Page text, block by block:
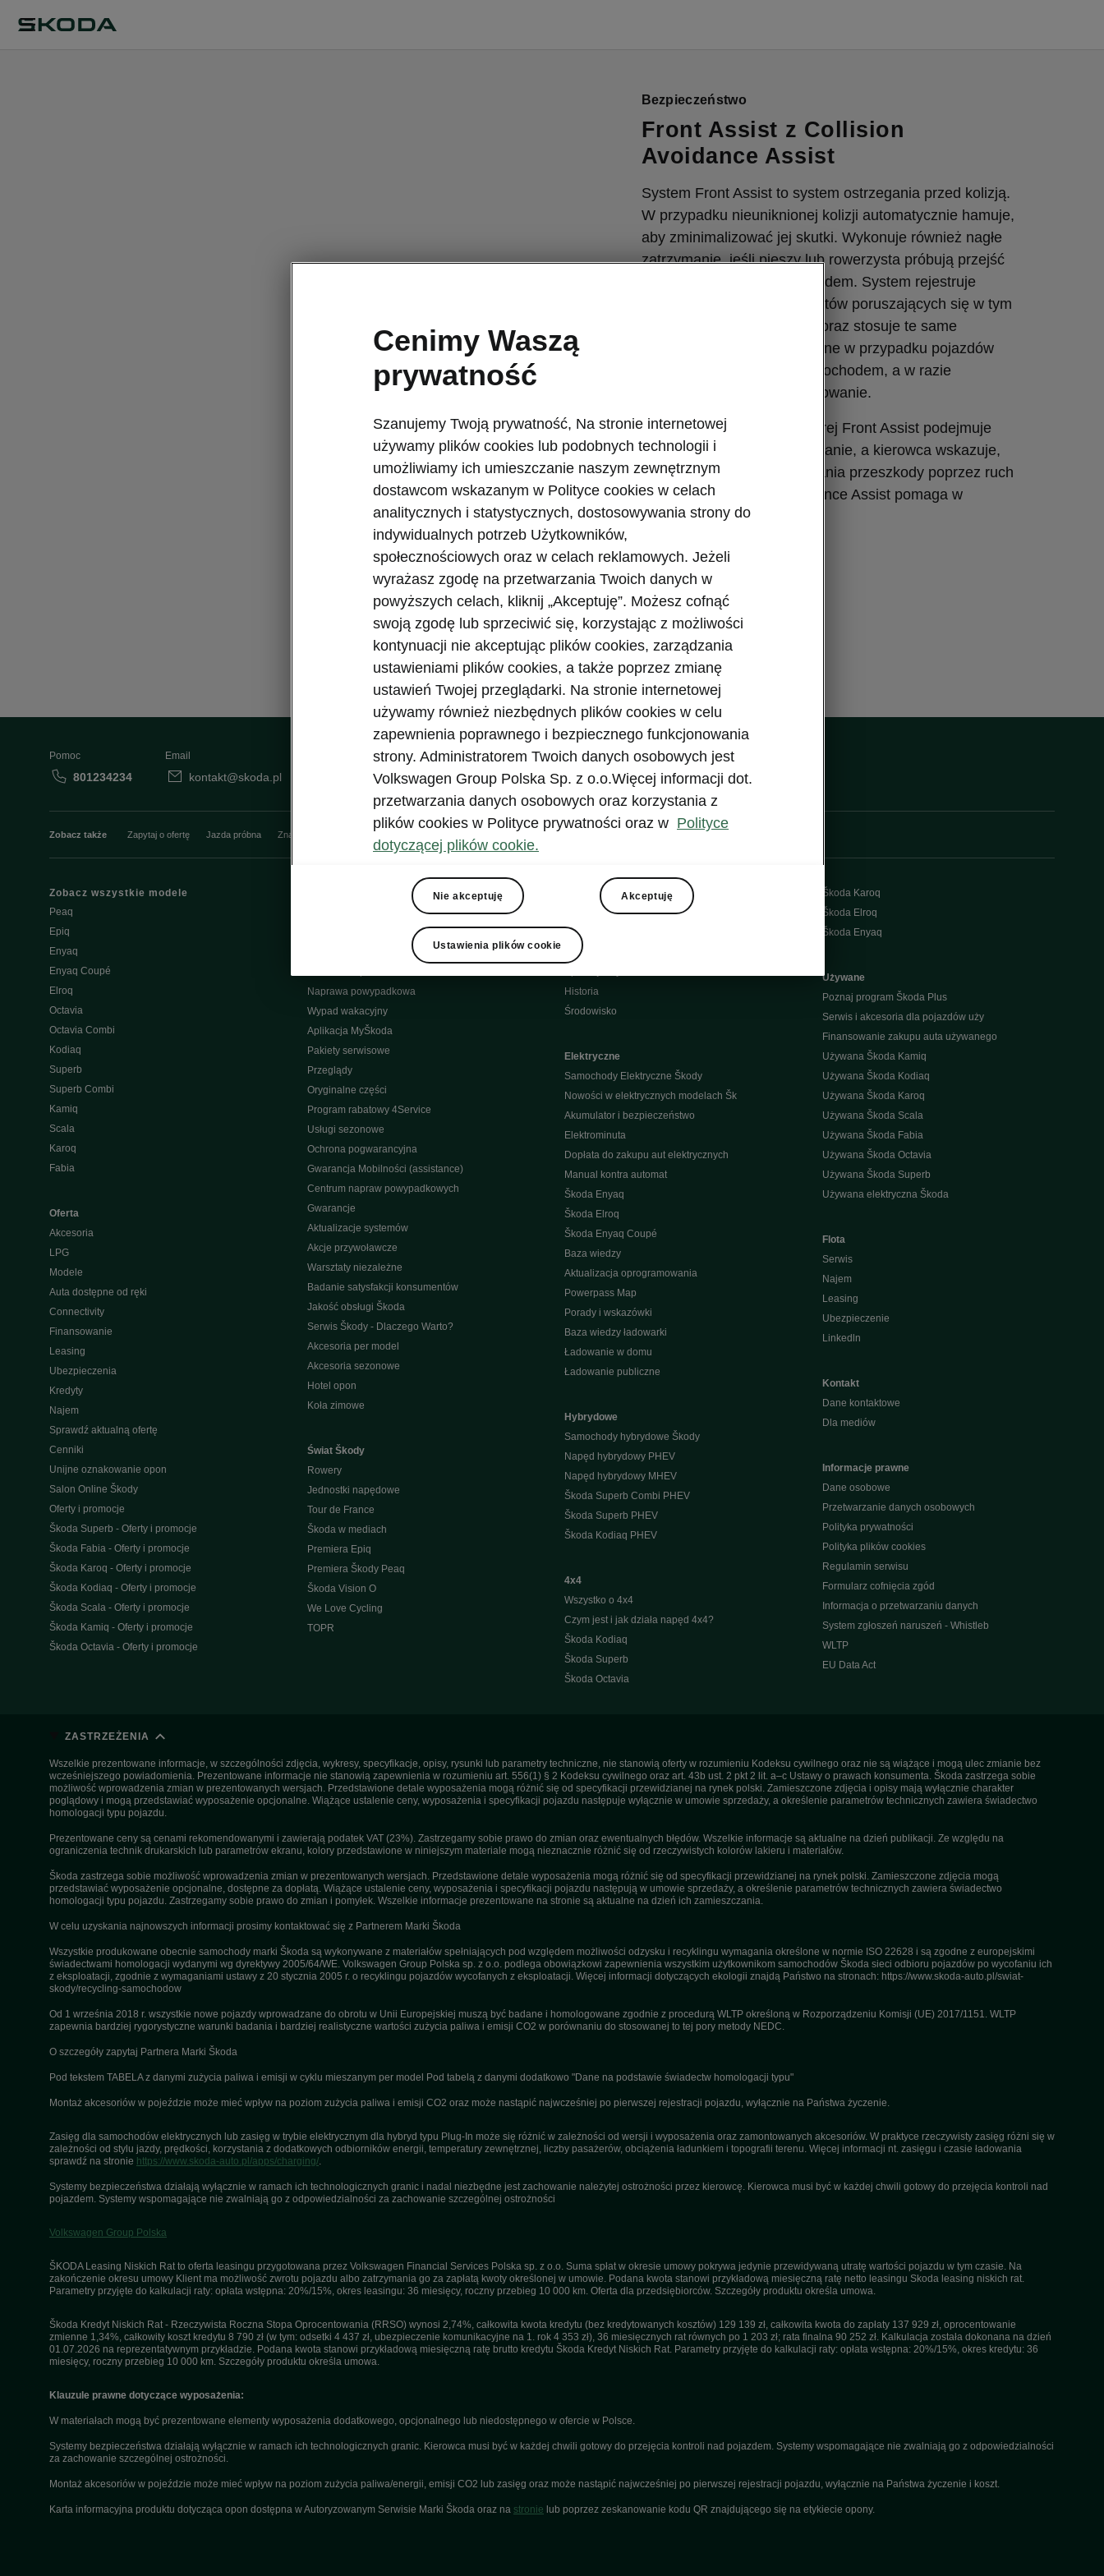
Bezpieczeństwo
Front Assist z Collision
Avoidance Assist
System Front Assist to system ostrzegania przed kolizją.
W przypadku nieuniknionej kolizji automatycznie hamuje,
aby zminimalizować jej skutki. Wykonuje również nagłe
zatrzymanie, jeśli pieszy lub rowerzysta próbują przejść
przez drogę przed samochodem. System rejestruje
również pieszych i rowerzystów poruszających się w tym
samym kierunku co pojazd oraz stosuje te same
ostrzeżenia, które są używane w przypadku pojazdów
znajdujących się przed samochodem, a w razie
konieczności aktywuje hamowanie.
W krytycznej sytuacji, w której Front Assist podejmuje
interwencję poprzez hamowanie, a kierowca wskazuje,
że podejmuje manewr unikania przeszkody poprzez ruch
kierownicą, Collision Avoidance Assist pomaga w
ominięciu przeszkody.
Pomoc
801234234
Email
kontakt@skoda.pl Dane kontaktowe
Zobacz także Zapytaj o ofertę Jazda próbna Znajdź salon Konfigurator
Zobacz wszystkie modele
Peaq
Epiq
Enyaq
Enyaq Coupé
Elroq
Octavia
Octavia Combi
Kodiaq
Superb
Superb Combi
Kamiq
Scala
Karoq
Fabia
Oferta
Akcesoria
LPG
Modele
Auta dostępne od ręki
Connectivity
Finansowanie
Leasing
Ubezpieczenia
Kredyty
Najem
Sprawdź aktualną ofertę
Cenniki
Unijne oznakowanie opon
Salon Online Škody
Oferty i promocje
Škoda Superb - Oferty i promocje
Škoda Fabia - Oferty i promocje
Škoda Karoq - Oferty i promocje
Škoda Kodiaq - Oferty i promocje
Škoda Scala - Oferty i promocje
Škoda Kamiq - Oferty i promocje
Škoda Octavia - Oferty i promocje
W trosce o Škodę - porady
Naprawa powypadkowa
Wypad wakacyjny
Aplikacja MyŠkoda
Pakiety serwisowe
Przeglądy
Oryginalne części
Program rabatowy 4Service
Usługi sezonowe
Ochrona pogwarancyjna
Gwarancja Mobilności (assistance)
Centrum napraw powypadkowych
Gwarancje
Aktualizacje systemów
Akcje przywoławcze
Warsztaty niezależne
Badanie satysfakcji konsumentów
Jakość obsługi Škoda
Serwis Škody - Dlaczego Warto?
Akcesoria per model
Akcesoria sezonowe
Hotel opon
Koła zimowe
Świat Škody
Rowery
Jednostki napędowe
Tour de France
Škoda w mediach
Premiera Epiq
Premiera Škody Peaq
Škoda Vision O
We Love Cycling
TOPR
Facebook
Instagram
YouTube
YouTube shorts
Historia
Środowisko
Elektryczne
Samochody Elektryczne Škody
Nowości w elektrycznych modelach Šk
Akumulator i bezpieczeństwo
Elektrominuta
Dopłata do zakupu aut elektrycznych
Manual kontra automat
Škoda Enyaq
Škoda Elroq
Škoda Enyaq Coupé
Baza wiedzy
Aktualizacja oprogramowania
Powerpass Map
Porady i wskazówki
Baza wiedzy ładowarki
Ładowanie w domu
Ładowanie publiczne
Hybrydowe
Samochody hybrydowe Škody
Napęd hybrydowy PHEV
Napęd hybrydowy MHEV
Škoda Superb Combi PHEV
Škoda Superb PHEV
Škoda Kodiaq PHEV
4x4
Wszystko o 4x4
Czym jest i jak działa napęd 4x4?
Škoda Kodiaq
Škoda Superb
Škoda Octavia
Škoda Karoq
Škoda Elroq
Škoda Enyaq
Używane
Poznaj program Škoda Plus
Serwis i akcesoria dla pojazdów uży
Finansowanie zakupu auta używanego
Używana Škoda Kamiq
Używana Škoda Kodiaq
Używana Škoda Karoq
Używana Škoda Scala
Używana Škoda Fabia
Używana Škoda Octavia
Używana Škoda Superb
Używana elektryczna Škoda
Flota
Serwis
Najem
Leasing
Ubezpieczenie
Linkedln
Kontakt
Dane kontaktowe
Dla mediów
Informacje prawne
Dane osobowe
Przetwarzanie danych osobowych
Polityka prywatności
Polityka plików cookies
Regulamin serwisu
Formularz cofnięcia zgód
Informacja o przetwarzaniu danych
System zgłoszeń naruszeń - Whistleb
WLTP
EU Data Act
ZASTRZEŻENIA
Wszelkie prezentowane informacje, w szczególności zdjęcia, wykresy, specyfikacje, opisy, rysunki lub parametry techniczne, nie stanowią oferty w rozumieniu Kodeksu cywilnego oraz nie są wiążące i mogą ulec zmianie bez
wcześniejszego powiadomienia. Prezentowane informacje nie stanowią zapewnienia w rozumieniu art. 556(1) § 2 Kodeksu cywilnego oraz art. 43b ust. 2 pkt 2 lit. a–c Ustawy o prawach konsumenta. Škoda zastrzega sobie
możliwość wprowadzenia zmian w prezentowanych wersjach. Przedstawione detale wyposażenia mogą różnić się od specyfikacji przewidzianej na rynek polski. Zamieszczone zdjęcia i opisy mają wyłącznie charakter
poglądowy i mogą przedstawiać wyposażenie opcjonalne. Wiążące ustalenie ceny, wyposażenia i specyfikacji pojazdu następuje wyłącznie w umowie sprzedaży, a określenie parametrów technicznych zawiera świadectwo
homologacji typu pojazdu.
Prezentowane ceny są cenami rekomendowanymi i zawierają podatek VAT (23%). Zastrzegamy sobie prawo do zmian oraz ewentualnych błędów. Wszelkie informacje są aktualne na dzień publikacji. Ze względu na
ograniczenia technik drukarskich lub parametrów ekranu, kolory przedstawione w niniejszym materiale mogą nieznacznie różnić się od rzeczywistych kolorów lakieru i materiałów.
Škoda zastrzega sobie możliwość wprowadzenia zmian w prezentowanych wersjach. Przedstawione detale wyposażenia mogą różnić się od specyfikacji przewidzianej na rynek polski. Zamieszczone zdjęcia mogą
przedstawiać wyposażenie opcjonalne, dostępne za dopłatą. Wiążące ustalenie ceny, wyposażenia i specyfikacji pojazdu następują w umowie sprzedaży, a określenie parametrów technicznych zawiera świadectwo
homologacji typu pojazdu. Zastrzegamy sobie prawo do zmian i pomyłek. Wszelkie informacje prezentowane na stronie są aktualne na dzień ich zamieszczania.
W celu uzyskania najnowszych informacji prosimy kontaktować się z Partnerem Marki Škoda
Wszystkie produkowane obecnie samochody marki Škoda są wykonywane z materiałów spełniających pod względem możliwości odzysku i recyklingu wymagania określone w normie ISO 22628 i są zgodne z europejskimi
świadectwami homologacji wydanymi wg dyrektywy 2005/64/WE. Volkswagen Group Polska sp. z o.o. podlega obowiązkowi zapewnienia wszystkim użytkownikom samochodów Škoda sieci odbioru pojazdów po wycofaniu ich
z eksploatacji, zgodnie z wymaganiami ustawy z 20 stycznia 2005 r. o recyklingu pojazdów wycofanych z eksploatacji. Więcej informacji dotyczących ekologii znajdą Państwo na stronach: https://www.skoda-auto.pl/swiat-
skody/recycling-samochodow
Od 1 września 2018 r. wszystkie nowe pojazdy wprowadzane do obrotu w Unii Europejskiej muszą być badane i homologowane zgodnie z procedurą WLTP określoną w Rozporządzeniu Komisji (UE) 2017/1151. WLTP
zapewnia bardziej rygorystyczne warunki badania i bardziej realistyczne wartości zużycia paliwa i emisji CO2 w porównaniu do stosowanej to tej pory metody NEDC.
O szczegóły zapytaj Partnera Marki Škoda
Pod tekstem TABELA z danymi zużycia paliwa i emisji w cyklu mieszanym per model Pod tabelą z danymi dodatkowo "Dane na podstawie świadectw homologacji typu"
Montaż akcesoriów w pojeździe może mieć wpływ na poziom zużycia paliwa i emisji CO2 oraz może nastąpić najwcześniej po pierwszej rejestracji pojazdu, wyłącznie na Państwa życzenie.
Zasięg dla samochodów elektrycznych lub zasięg w trybie elektrycznym dla hybryd typu Plug-In może się różnić w zależności od wersji i wyposażenia oraz zamontowanych akcesoriów. W praktyce rzeczywisty zasięg różni się w
zależności od stylu jazdy, prędkości, korzystania z dodatkowych odbiorników energii, temperatury zewnętrznej, liczby pasażerów, obciążenia ładunkiem i topografii terenu. Więcej informacji nt. zasięgu i czasie ładowania
sprawdź na stronie https://www.skoda-auto.pl/apps/charging/.
Systemy bezpieczeństwa działają wyłącznie w ramach ich technologicznych granic i nadal niezbędne jest zachowanie należytej ostrożności przez kierowcę. Kierowca musi być w każdej chwili gotowy do przejęcia kontroli nad
pojazdem. Systemy wspomagające nie zwalniają go z odpowiedzialności za zachowanie szczególnej ostrożności
Volkswagen Group Polska
ŠKODA Leasing Niskich Rat to oferta leasingu przygotowana przez Volkswagen Financial Services Polska sp. z o.o. Suma spłat w okresie umowy pokrywa jedynie przewidywaną utratę wartości pojazdu w tym czasie. Na
zakończenie okresu umowy Klient ma możliwość zwrotu pojazdu albo zatrzymania go za zapłatą kwoty określonej w umowie. Podana kwota stanowi przykładową miesięczną ratę netto leasingu Skoda leasing niskich rat.
Parametry przyjęte do kalkulacji raty: opłata wstępna: 20%/15%, okres leasingu: 36 miesięcy, roczny przebieg 10 000 km. Oferta dla przedsiębiorców. Szczegóły produktu określa umowa.
Škoda Kredyt Niskich Rat - Rzeczywista Roczna Stopa Oprocentowania (RRSO) wynosi 2,74%, całkowita kwota kredytu (bez kredytowanych kosztów) 129 139 zł, całkowita kwota do zapłaty 137 929 zł, oprocentowanie
zmienne 1,34%, całkowity koszt kredytu 8 790 zł (w tym: odsetki 4 437 zł, ubezpieczenie komunikacyjne na 1. rok 4 353 zł), 36 miesięcznych rat równych po 1 203 zł; rata finalna 90 252 zł. Kalkulacja została dokonana na dzień
01.07.2026 na reprezentatywnym przykładzie. Podana kwota stanowi przykładową miesięczną ratę brutto kredytu Škoda Kredyt Niskich Rat. Parametry przyjęte do kalkulacji raty: opłata wstępna: 20%/15%, okres kredytu: 36
miesięcy, roczny przebieg 10 000 km. Szczegóły produktu określa umowa.
Klauzule prawne dotyczące wyposażenia:
W materiałach mogą być prezentowane elementy wyposażenia dodatkowego, opcjonalnego lub niedostępnego w ofercie w Polsce.
Systemy bezpieczeństwa działają wyłącznie w ramach ich technologicznych granic. Kierowca musi być w każdej chwili gotowy do przejęcia kontroli nad pojazdem. Systemy wspomagające nie zwalniają go z odpowiedzialności
za zachowanie szczególnej ostrożności.
Montaż akcesoriów w pojeździe może mieć wpływ na poziom zużycia paliwa/energii, emisji CO2 lub zasięg oraz może nastąpić najwcześniej po pierwszej rejestracji pojazdu, wyłącznie na Państwa życzenie i koszt.
Karta informacyjna produktu dotycząca opon dostępna w Autoryzowanym Serwisie Marki Škoda oraz na stronie lub poprzez zeskanowanie kodu QR znajdującego się na etykiecie opony.
Cenimy Waszą
prywatność
Szanujemy Twoją prywatność, Na stronie internetowej
używamy plików cookies lub podobnych technologii i
umożliwiamy ich umieszczanie naszym zewnętrznym
dostawcom wskazanym w Polityce cookies w celach
analitycznych i statystycznych, dostosowywania strony do
indywidualnych potrzeb Użytkowników,
społecznościowych oraz w celach reklamowych. Jeżeli
wyrażasz zgodę na przetwarzania Twoich danych w
powyższych celach, kliknij „Akceptuję”. Możesz cofnąć
swoją zgodę lub sprzeciwić się, korzystając z możliwości
kontynuacji nie akceptując plików cookies, zarządzania
ustawieniami plików cookies, a także poprzez zmianę
ustawień Twojej przeglądarki. Na stronie internetowej
używamy również niezbędnych plików cookies w celu
zapewnienia poprawnego i bezpiecznego funkcjonowania
strony. Administratorem Twoich danych osobowych jest
Volkswagen Group Polska Sp. z o.o.Więcej informacji dot.
przetwarzania danych osobowych oraz korzystania z
plików cookies w Polityce prywatności oraz w Polityce
dotyczącej plików cookie.
Nie akceptuję Akceptuję
Ustawienia plików cookie